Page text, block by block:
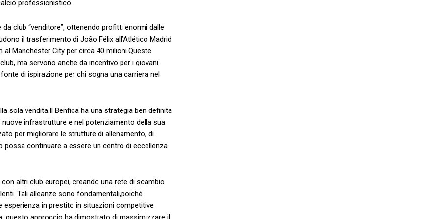
professionistico.
club “venditore”, ottenendo profitti enormi dalle
il trasferimento di João Félix⁣ all’Atlético Madrid
Manchester City ​per circa 40 milioni.Queste
⁣ma servono anche da incentivo per i ‍giovani
di ispirazione per chi sogna una carriera nel​
sola⁣ vendita.Il Benfica ha una​ strategia ben definita
infrastrutture e nel potenziamento della ​sua
per migliorare le strutture di allenamento, ​di
continuare a essere un centro ⁢di eccellenza
altri club⁣ europei, creando una ⁢rete ⁣di scambio
Tali alleanze sono⁢ fondamentali,poiché
in prestito in situazioni competitive
questo approccio ‍ha dimostrato di massimizzare⁤ il